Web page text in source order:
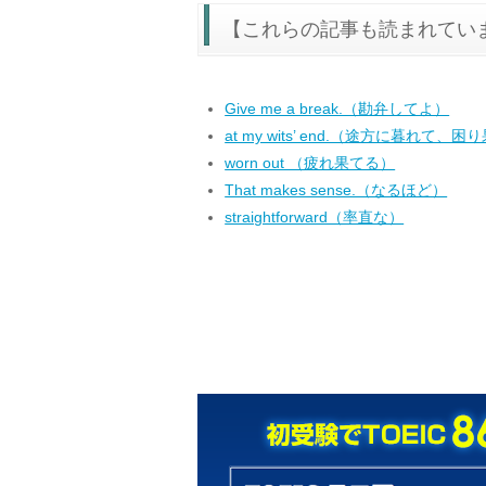
【これらの記事も読まれてい
Give me a break.（勘弁してよ）
at my wits’ end.（途方に暮れて、困
worn out （疲れ果てる）
That makes sense.（なるほど）
straightforward（率直な）